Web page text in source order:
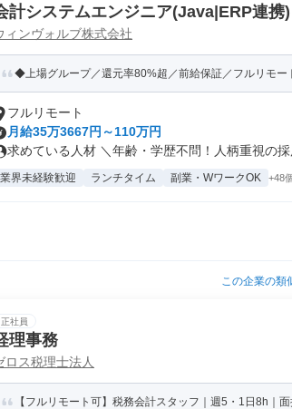
計システムエンジニア(Java|ERP連携)
ィンヴォルブ株式会社
◆上場グループ／還元率80%超／前給保証／フルリモ
フルリモート
月給35万3667円～110万円
求めている人材 ＼年齢・学歴不問！人柄重視の採
業界未経験歓迎 ランチタイム 副業・WワークOK +48
この企業の類
正社員
理事務
ロス税理士法人
【フルリモート可】税務会計スタッフ｜週5・1日8h｜